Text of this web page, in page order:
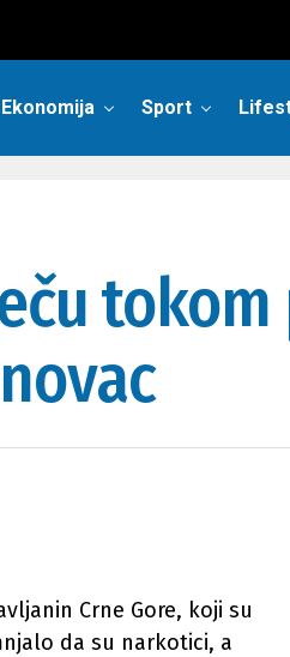
Ekonomija Sport
Crne Gore, koji su
da su narkotici, a